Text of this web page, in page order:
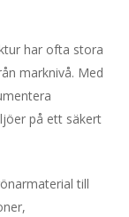
har ofta stora
marknivå. Med
på ett säkert
till